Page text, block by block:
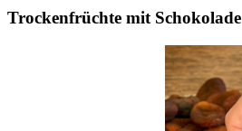
Trockenfrüchte mit